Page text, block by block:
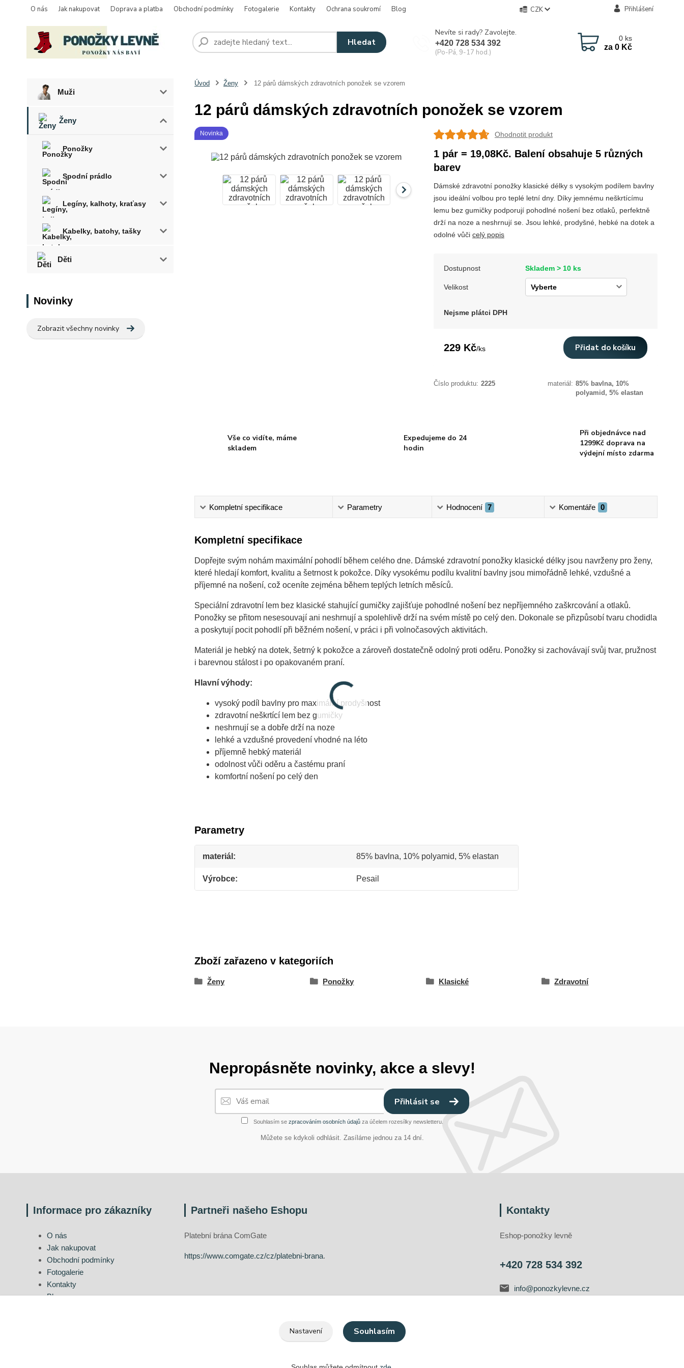
O nás Jak nakupovat Doprava a platba Obchodní podmínky Fotogalerie Kontakty Ochrana soukromí Blog CZK Přihlášení
Hledat
Nevíte si rady? Zavolejte.
+420 728 534 392
(Po-Pá, 9-17 hod.)
0 ks
za 0 Kč
Muži
Ženy
Ponožky
Spodní prádlo
Legíny, kalhoty, kraťasy
Kabelky, batohy, tašky
Děti
Novinky
Zobrazit všechny novinky
Úvod Ženy 12 párů dámských zdravotních ponožek se vzorem
12 párů dámských zdravotních ponožek se vzorem
Novinka Ohodnotit produkt
1 pár = 19,08Kč. Balení obsahuje 5 různých
barev
Dámské zdravotní ponožky klasické délky s vysokým podílem bavlny
jsou ideální volbou pro teplé letní dny. Díky jemnému neškrtícímu
lemu bez gumičky podporují pohodlné nošení bez otlaků, perfektně
drží na noze a neshrnují se. Jsou lehké, prodyšné, hebké na dotek a
odolné vůči celý popis
Dostupnost Skladem > 10 ks
Velikost
Nejsme plátci DPH
229 Kč/ks Přidat do košíku
Číslo produktu: 2225 materiál: 85% bavlna, 10%
polyamid, 5% elastan
Vše co vidíte, máme
skladem
Expedujeme do 24
hodin
Při objednávce nad
1299Kč doprava na
výdejní místo zdarma
Kompletní specifikace Parametry Hodnocení 7 Komentáře 0
Kompletní specifikace
Dopřejte svým nohám maximální pohodlí během celého dne. Dámské zdravotní ponožky klasické délky jsou navrženy pro ženy,
které hledají komfort, kvalitu a šetrnost k pokožce. Díky vysokému podílu kvalitní bavlny jsou mimořádně lehké, vzdušné a
příjemné na nošení, což oceníte zejména během teplých letních měsíců.
Speciální zdravotní lem bez klasické stahující gumičky zajišťuje pohodlné nošení bez nepříjemného zaškrcování a otlaků.
Ponožky se přitom nesesouvají ani neshrnují a spolehlivě drží na svém místě po celý den. Dokonale se přizpůsobí tvaru chodidla
a poskytují pocit pohodlí při běžném nošení, v práci i při volnočasových aktivitách.
Materiál je hebký na dotek, šetrný k pokožce a zároveň dostatečně odolný proti oděru. Ponožky si zachovávají svůj tvar, pružnost
i barevnou stálost i po opakovaném praní.
Hlavní výhody:
vysoký podíl bavlny pro maximální prodyšnost
zdravotní neškrtící lem bez gumičky
neshrnují se a dobře drží na noze
lehké a vzdušné provedení vhodné na léto
příjemně hebký materiál
odolnost vůči oděru a častému praní
komfortní nošení po celý den
Parametry
materiál 85% bavlna, 10% polyamid, 5% elastan
Výrobce Pesail
Zboží zařazeno v kategoriích
Ženy Ponožky Klasické Zdravotní
Nepropásněte novinky, akce a slevy!
Přihlásit se
Souhlasím se zpracováním osobních údajůza účelem rozesílky newsletteru.
Můžete se kdykoli odhlásit. Zasíláme jednou za 14 dní.
Informace pro zákazníky
O nás
Jak nakupovat
Obchodní podmínky
Fotogalerie
Kontakty
Blog
Partneři našeho Eshopu
Platební brána ComGate
https://www.comgate.cz/cz/platebni-brana.
Kontakty
Eshop-ponožky levně
+420 728 534 392
info@ponozkylevne.cz
Nastavení Souhlasím